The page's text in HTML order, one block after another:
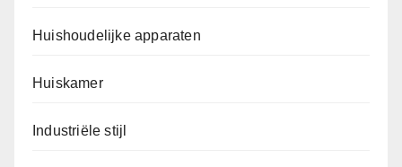
Huishoudelijke apparaten
Huiskamer
Industriële stijl